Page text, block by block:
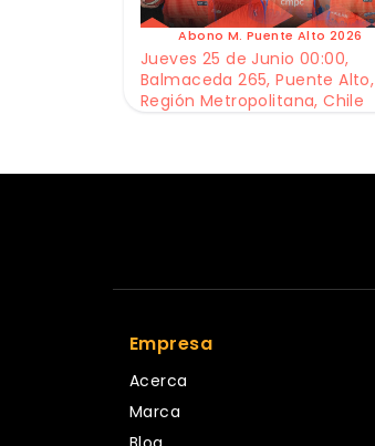
Abono M. Puente Alto 2026
Jueves 25 de Junio 00:00,
Balmaceda 265, Puente Alto,
Región Metropolitana, Chile
Empresa
Acerca
Marca